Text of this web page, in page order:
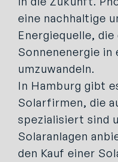
eine nachhaltige
Energiequelle,
Sonnenenergie
umzuwandeln.
In Hamburg gibt
Solarfirmen, die
spezialisiert sind
Solaranlagen
den Kauf einer